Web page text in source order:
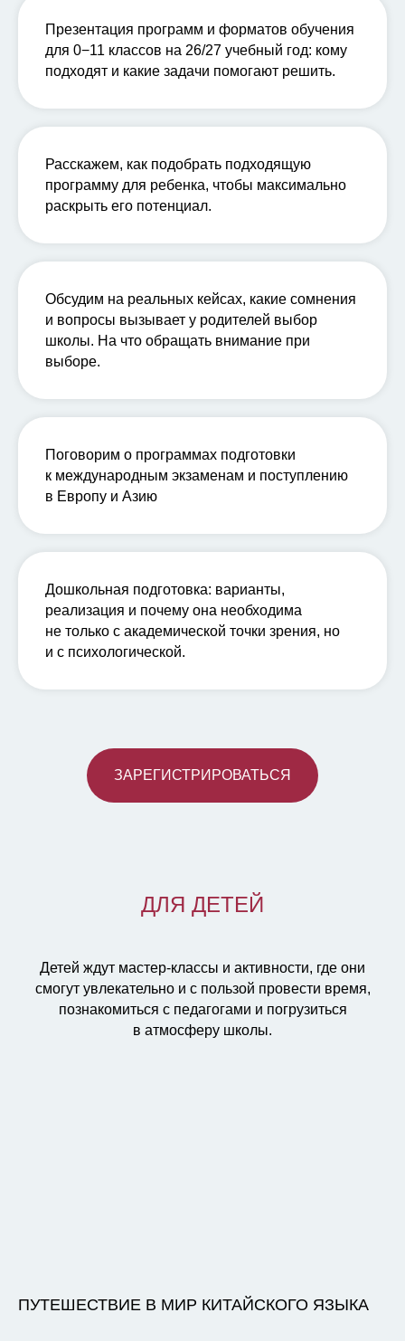
Презентация программ и форматов обучения
для 0−11 классов на 26/27 учебный год: кому
подходят и какие задачи помогают решить.
Расскажем, как подобрать подходящую
программу для ребенка, чтобы максимально
раскрыть его потенциал.
Обсудим на реальных кейсах, какие сомнения
и вопросы вызывает у родителей выбор
школы. На что обращать внимание при
выборе.
Поговорим о программах подготовки
к международным экзаменам и поступлению
в Европу и Азию
Дошкольная подготовка: варианты,
реализация и почему она необходима
не только с академической точки зрения, но
и с психологической.
ЗАРЕГИСТРИРОВАТЬСЯ
ДЛЯ ДЕТЕЙ
Детей ждут мастер-классы и активности, где они
смогут увлекательно и с пользой провести время,
познакомиться с педагогами и погрузиться
в атмосферу школы.
ПУТЕШЕСТВИЕ В МИР КИТАЙСКОГО ЯЗЫКА